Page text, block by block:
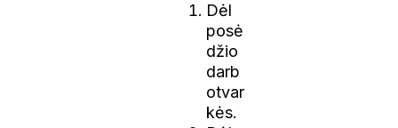
Dėl
posė
džio
darb
otvar
kės.